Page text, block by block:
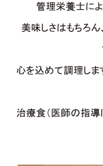
管理栄養士によ
美味しさはもちろ
心を込めて調理しま
治療食（医師の指導